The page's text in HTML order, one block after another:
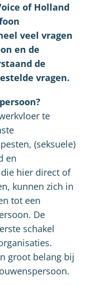
of Holland
veel vragen
en de
de
vragen.
te
(seksuele)
en
hier direct of
kunnen zich in
tot een
De
schakel
groot belang bij